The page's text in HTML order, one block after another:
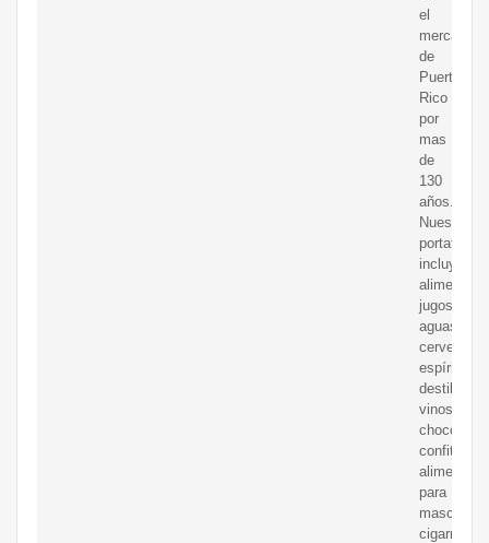
el
mercado
de
Puerto
Rico
por
mas
de
130
años.
Nuestro
portafolio
incluye
alimentos,
jugos,
aguas,
cervezas,
espíritus
destilados,
vinos,
confitería,
alimento
para
mascotas,
cigarrillos,